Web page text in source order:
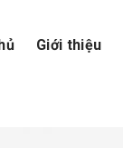
Giới thiệu